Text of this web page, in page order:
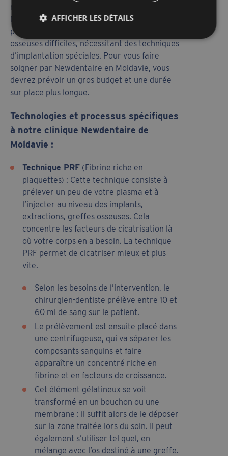
niveaux du soin dentaire. Newdentaire en
Moldavie est aussi la clinique recommandée
pour les personnes qui ont des conditions
osseuses difficiles, nécessitant des techniques
d’implantation spéciales. Pour vous faire
soigner par Newdentaire en Moldavie, vous
devrez prévoir un gros budget et une durée
sur place plus longue.
Technologies et processus spécifiques
à notre clinique Newdentaire de
Moldavie :
Technique PRF (Fibrine riche en
plaquettes) : Cette technique consiste à
prélever un peu de votre plasma et à
l’injecter au niveau des implants,
extractions, greffes osseuses. Cela
concentre les facteurs de cicatrisation là
où votre corps en a besoin. La technique
PRF permet de cicatriser mieux et plus
vite.
Selon les besoins de l’intervention, le
chirurgien-dentiste prélève entre 10 et
60 ml de sang sur le patient.
Le prélèvement est ensuite placé dans
une centrifugeuse, qui va séparer les
composants sanguins et faire
apparaître un concentré riche en
fibrine et en facteurs de croissance.
Cet élément gélatineux se voit
transformé en un bouchon ou une
membrane : il suffit alors de le déposer
sur la zone traitée lors du soin. Il peut
également s’utiliser tel quel, en
mélange avec l’os destiné à une greffe.
AFFICHER LES DÉTAILS